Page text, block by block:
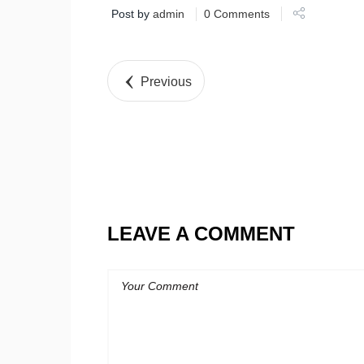
Post by admin 0 Comments
Previous
LEAVE A COMMENT